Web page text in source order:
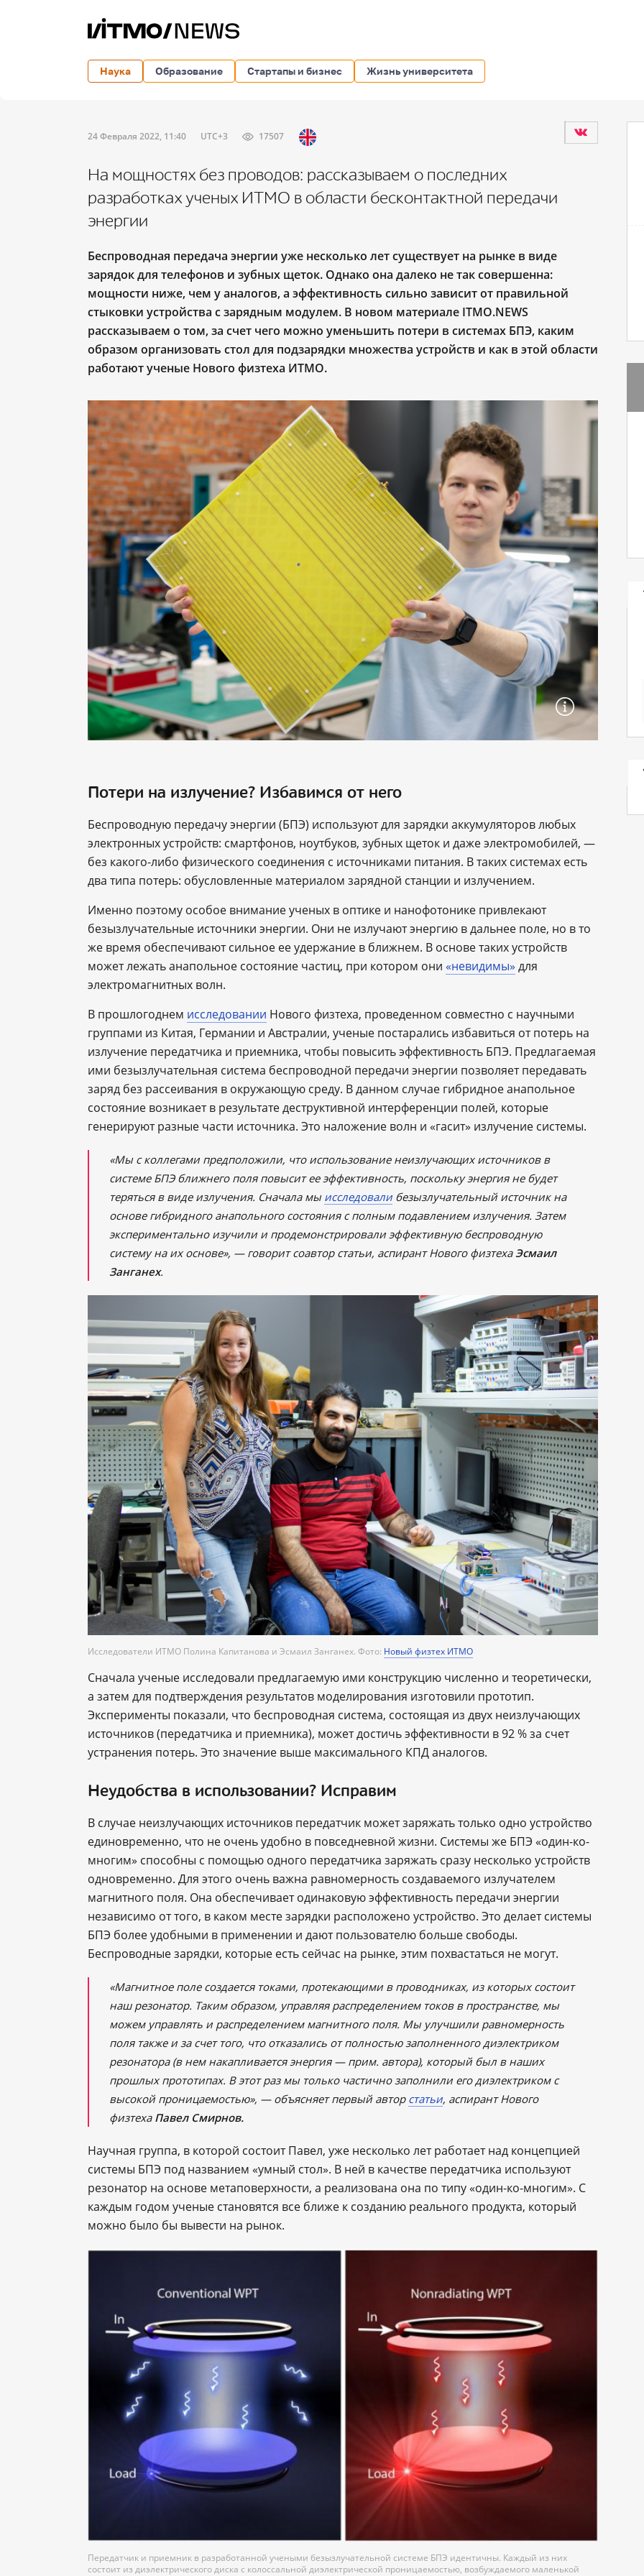
Наука Образование Стартапы и бизнес Жизнь университета
24 Февраля 2022, 11:40 UTC+3 17507
На мощностях без проводов: рассказываем о последних
разработках ученых ИТМО в области бесконтактной передачи
энергии
Беспроводная передача энергии уже несколько лет существует на рынке в виде
зарядок для телефонов и зубных щеток. Однако она далеко не так совершенна:
мощности ниже, чем у аналогов, а эффективность сильно зависит от правильной
стыковки устройства с зарядным модулем. В новом материале ITMO.NEWS
рассказываем о том, за счет чего можно уменьшить потери в системах БПЭ, каким
образом организовать стол для подзарядки множества устройств и как в этой области
работают ученые Нового физтеха ИТМО.
Потери на излучение? Избавимся от него
Беспроводную передачу энергии (БПЭ) используют для зарядки аккумуляторов любых
электронных устройств: смартфонов, ноутбуков, зубных щеток и даже электромобилей, —
без какого-либо физического соединения с источниками питания. В таких системах есть
два типа потерь: обусловленные материалом зарядной станции и излучением.
Именно поэтому особое внимание ученых в оптике и нанофотонике привлекают
безызлучательные источники энергии. Они не излучают энергию в дальнее поле, но в то
же время обеспечивают сильное ее удержание в ближнем. В основе таких устройств
может лежать анапольное состояние частиц, при котором они «невидимы» для
электромагнитных волн.
В прошлогоднем исследовании Нового физтеха, проведенном совместно с научными
группами из Китая, Германии и Австралии, ученые постарались избавиться от потерь на
излучение передатчика и приемника, чтобы повысить эффективность БПЭ. Предлагаемая
ими безызлучательная система беспроводной передачи энергии позволяет передавать
заряд без рассеивания в окружающую среду. В данном случае гибридное анапольное
состояние возникает в результате деструктивной интерференции полей, которые
генерируют разные части источника. Это наложение волн и «гасит» излучение системы.
«Мы с коллегами предположили, что использование неизлучающих источников в
системе БПЭ ближнего поля повысит ее эффективность, поскольку энергия не будет
теряться в виде излучения. Сначала мы исследовали безызлучательный источник на
основе гибридного анапольного состояния с полным подавлением излучения. Затем
экспериментально изучили и продемонстрировали эффективную беспроводную
систему на их основе», — говорит соавтор статьи, аспирант Нового физтехаЭсмаил
Занганех.
Исследователи ИТМО Полина Капитанова и Эсмаил Занганех. Фото: Новый физтех ИТМО
Сначала ученые исследовали предлагаемую ими конструкцию численно и теоретически,
а затем для подтверждения результатов моделирования изготовили прототип.
Эксперименты показали, что беспроводная система, состоящая из двух неизлучающих
источников (передатчика и приемника), может достичь эффективности в 92 % за счет
устранения потерь. Это значение выше максимального КПД аналогов.
Неудобства в использовании? Исправим
В случае неизлучающих источников передатчик может заряжать только одно устройство
единовременно, что не очень удобно в повседневной жизни. Системы же БПЭ «один-ко-
многим» способны с помощью одного передатчика заряжать сразу несколько устройств
одновременно. Для этого очень важна равномерность создаваемого излучателем
магнитного поля. Она обеспечивает одинаковую эффективность передачи энергии
независимо от того, в каком месте зарядки расположено устройство. Это делает системы
БПЭ более удобными в применении и дают пользователю больше свободы.
Беспроводные зарядки, которые есть сейчас на рынке, этим похвастаться не могут.
«Магнитное поле создается токами, протекающими в проводниках, из которых состоит
наш резонатор. Таким образом, управляя распределением токов в пространстве, мы
можем управлять и распределением магнитного поля. Мы улучшили равномерность
поля также и за счет того, что отказались от полностью заполненного диэлектриком
резонатора (в нем накапливается энергия — прим. автора), который был в наших
прошлых прототипах. В этот раз мы только частично заполнили его диэлектриком с
высокой проницаемостью», — объясняет первый автор статьи, аспирант Нового
физтеха Павел Смирнов.
Научная группа, в которой состоит Павел, уже несколько лет работает над концепцией
системы БПЭ под названием «умный стол». В ней в качестве передатчика используют
резонатор на основе метаповерхности, а реализована она по типу «один-ко-многим». С
каждым годом ученые становятся все ближе к созданию реального продукта, который
можно было бы вывести на рынок.
Передатчик и приемник в разработанной учеными безызлучательной системе БПЭ идентичны. Каждый из них
состоит из диэлектрического диска с колоссальной диэлектрической проницаемостью, возбуждаемого маленькой